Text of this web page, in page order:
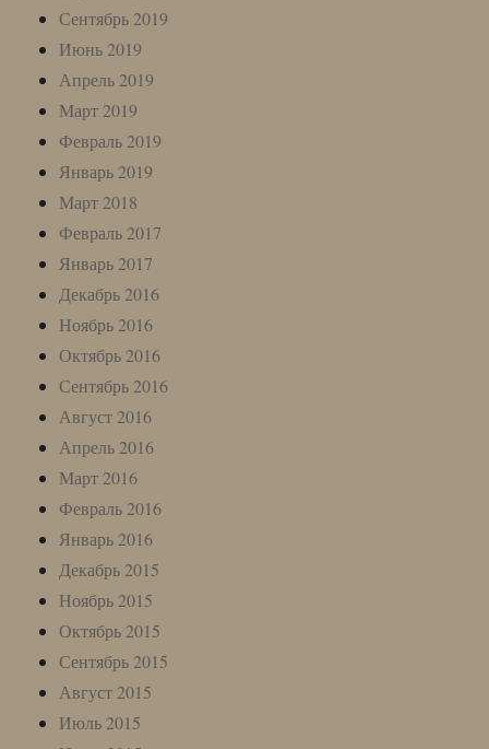
Сентябрь 2019
Июнь 2019
Апрель 2019
Март 2019
Февраль 2019
Январь 2019
Март 2018
Февраль 2017
Январь 2017
Декабрь 2016
Ноябрь 2016
Октябрь 2016
Сентябрь 2016
Август 2016
Апрель 2016
Март 2016
Февраль 2016
Январь 2016
Декабрь 2015
Ноябрь 2015
Октябрь 2015
Сентябрь 2015
Август 2015
Июль 2015